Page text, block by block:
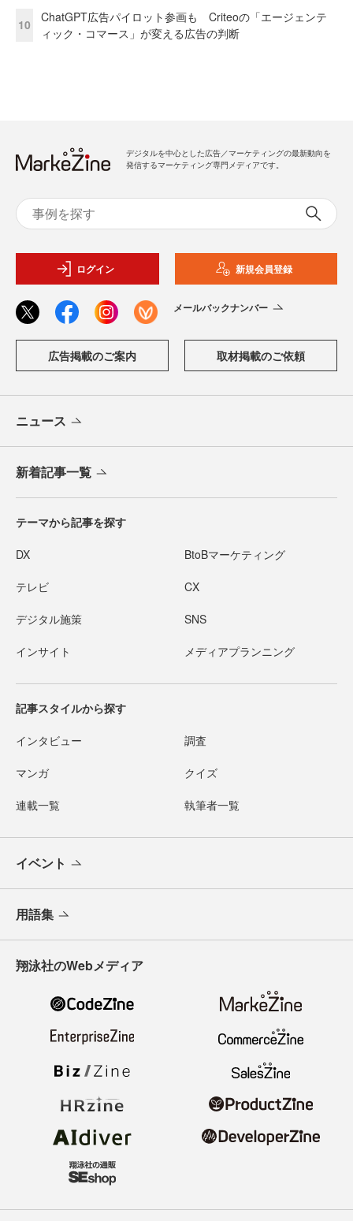
10
ChatGPT広告パイロット参画も Criteoの「エージェンテ
ィック・コマース」が変える広告の判断
デジタルを中心とした広告／マーケティングの最新動向を
発信するマーケティング専門メディアです。
ログイン 新規会員登録
メールバックナンバー
広告掲載のご案内 取材掲載のご依頼
ニュース
新着記事一覧
テーマから記事を探す
DX BtoBマーケティング
テレビ CX
デジタル施策 SNS
インサイト メディアプランニング
記事スタイルから探す
インタビュー 調査
マンガ クイズ
連載一覧 執筆者一覧
イベント
用語集
翔泳社のWebメディア